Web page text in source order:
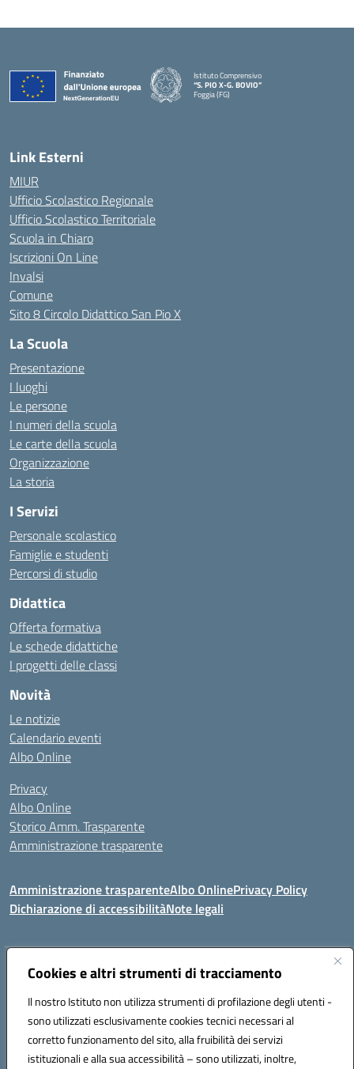
Cookies e altri strumenti di tracciamento
Il nostro Istituto non utilizza strumenti di profilazione degli utenti -
sono utilizzati esclusivamente cookies tecnici necessari al
corretto funzionamento del sito, alla fruibilità dei servizi
istituzionali e alla sua accessibilità – sono utilizzati, inoltre,
Istituto Comprensivo
“S. PIO X-G. BOVIO”
Foggia (FG)
— Visita la pagina iniziale della scuola
Link Esterni
MIUR
Ufficio Scolastico Regionale
Ufficio Scolastico Territoriale
Scuola in Chiaro
Iscrizioni On Line
Invalsi
Comune
Sito 8 Circolo Didattico San Pio X
La Scuola
Presentazione
I luoghi
Le persone
I numeri della scuola
Le carte della scuola
Organizzazione
La storia
I Servizi
Personale scolastico
Famiglie e studenti
Percorsi di studio
Didattica
Offerta formativa
Le schede didattiche
I progetti delle classi
Novità
Le notizie
Calendario eventi
Albo Online
Privacy
Albo Online
Storico Amm. Trasparente
Amministrazione trasparente
Amministrazione trasparenteAlbo OnlinePrivacy Policy
Dichiarazione di accessibilitàNote legali
Indirizzo:Via Mastelloni - Viale Colombo 71121 Foggia
Posta elettronica certificata (PEC):fgic885004@pec.istruzione.it
Codice fiscale: 94118760712
Codice meccanografico: FGIC885004